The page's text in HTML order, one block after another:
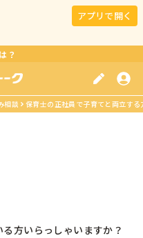
アプリで開く
？
相談 保育士の正社員で子育てと両立する
方いらっしゃいますか？